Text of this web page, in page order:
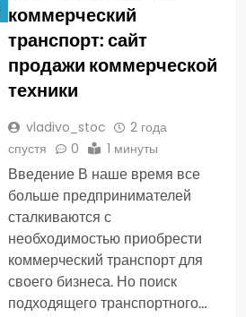
коммерческий
транспорт: сайт
продажи коммерческой
техники
vladivo_stoc
2 года
спустя
0 1 минуты
Введение В наше время все
больше предпринимателей
сталкиваются с
необходимостью приобрести
коммерческий транспорт для
своего бизнеса. Но поиск
подходящего транспортного…